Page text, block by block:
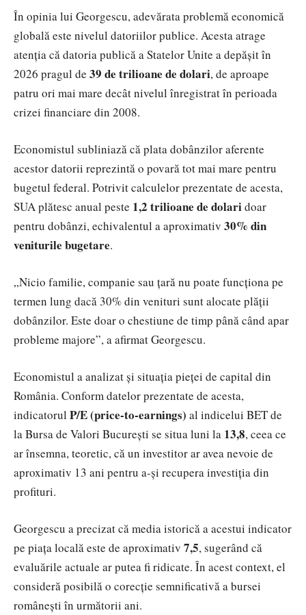
În opinia lui Georgescu, adevărata problemă economică
globală este nivelul datoriilor publice. Acesta atrage
atenția că datoria publică a Statelor Unite a depășit în
2026 pragul de 39 de trilioane de dolari, de aproape
patru ori mai mare decât nivelul înregistrat în perioada
crizei financiare din 2008.
Economistul subliniază că plata dobânzilor aferente
acestor datorii reprezintă o povară tot mai mare pentru
bugetul federal. Potrivit calculelor prezentate de acesta,
SUA plătesc anual peste 1,2 trilioane de dolaridoar
pentru dobânzi, echivalentul a aproximativ 30% din
veniturile bugetare.
„Nicio familie, companie sau țară nu poate funcționa pe
termen lung dacă 30% din venituri sunt alocate plății
dobânzilor. Este doar o chestiune de timp până când apar
probleme majore”, a afirmat Georgescu.
Economistul a analizat și situația pieței de capital din
România. Conform datelor prezentate de acesta,
indicatorul P/E (price-to-earnings) al indicelui BET de
la Bursa de Valori București se situa luni la 13,8, ceea ce
ar însemna, teoretic, că un investitor ar avea nevoie de
aproximativ 13 ani pentru a-și recupera investiția din
profituri.
Georgescu a precizat că media istorică a acestui indicator
pe piața locală este de aproximativ 7,5, sugerând că
evaluările actuale ar putea fi ridicate. În acest context, el
consideră posibilă o corecție semnificativă a bursei
românești în următorii ani.